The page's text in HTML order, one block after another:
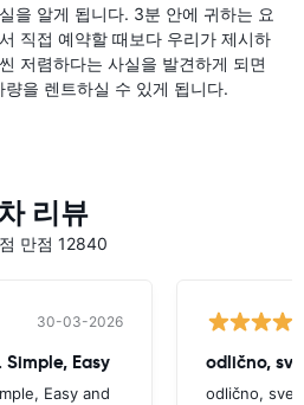
을 알게 됩니다. 3분 안에 귀하는 요
직접 예약할 때보다 우리가 제시하
저렴하다는 사실을 발견하게 되면
량을 렌트하실 수 있게 됩니다.
리뷰
만점 12840
30-03-2026
Easy
Easy and
odlično,
odlično, sve